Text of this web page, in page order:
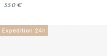
550 €
Expédition 24h